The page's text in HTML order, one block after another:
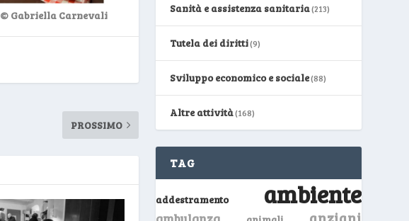
© Gabriella Carnevali
PROSSIMO
Sanità e assistenza sanitaria(213)
Tutela dei diritti(9)
Sviluppo economico e sociale(88)
Altre attività(168)
TAG
addestramento ambiente